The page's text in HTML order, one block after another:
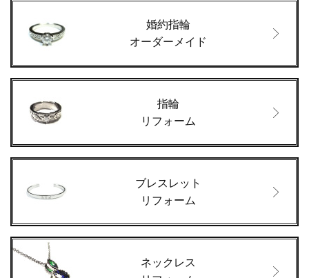
婚約指輪
オーダーメイド
指輪
リフォーム
ブレスレット
リフォーム
ネックレス